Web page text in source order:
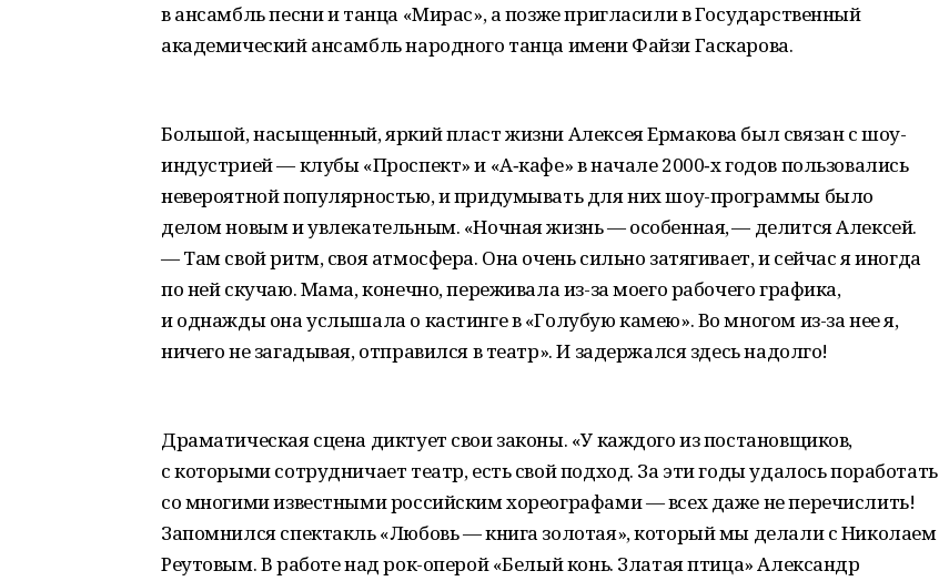
в ансамбль песни и танца «Мирас», а позже пригласили в Государственный
академический ансамбль народного танца имени Файзи Гаскарова.
Большой, насыщенный, яркий пласт жизни Алексея Ермакова был связан с шоу-
индустрией — клубы «Проспект» и «А‑кафе» в начале 2000‑х годов пользовались
невероятной популярностью, и придумывать для них шоу-программы было
делом новым и увлекательным. «Ночная жизнь — особенная, — делится Алексей.
— Там свой ритм, своя атмосфера. Она очень сильно затягивает, и сейчас я иногда
по ней скучаю. Мама, конечно, переживала из-за моего рабочего графика,
и однажды она услышала о кастинге в «Голубую камею». Во многом из-за нее я,
ничего не загадывая, отправился в театр». И задержался здесь надолго!
Драматическая сцена диктует свои законы. «У каждого из постановщиков,
с которыми сотрудничает театр, есть свой подход. За эти годы удалось поработать
со многими известными российским хореографами — всех даже не перечислить!
Запомнился спектакль «Любовь — книга золотая», который мы делали с Николаем
Реутовым. В работе над рок-оперой «Белый конь. Златая птица» Александр